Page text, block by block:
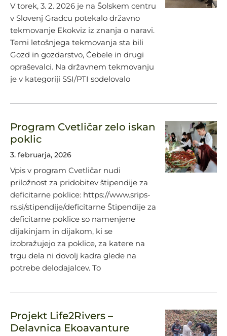
V torek, 3. 2. 2026 je na Šolskem centru
v Slovenj Gradcu potekalo državno
tekmovanje Ekokviz iz znanja o naravi.
Temi letošnjega tekmovanja sta bili
Gozd in gozdarstvo, Čebele in drugi
opraševalci. Na državnem tekmovanju
je v kategoriji SSI/PTI sodelovalo
Program Cvetličar zelo iskan
poklic
3. februarja, 2026
Vpis v program Cvetličar nudi
priložnost za pridobitev štipendije za
deficitarne poklice: https://www.srips-
rs.si/stipendije/deficitarne Štipendije za
deficitarne poklice so namenjene
dijakinjam in dijakom, ki se
izobražujejo za poklice, za katere na
trgu dela ni dovolj kadra glede na
potrebe delodajalcev. To
Projekt Life2Rivers –
Delavnica Ekoavanture